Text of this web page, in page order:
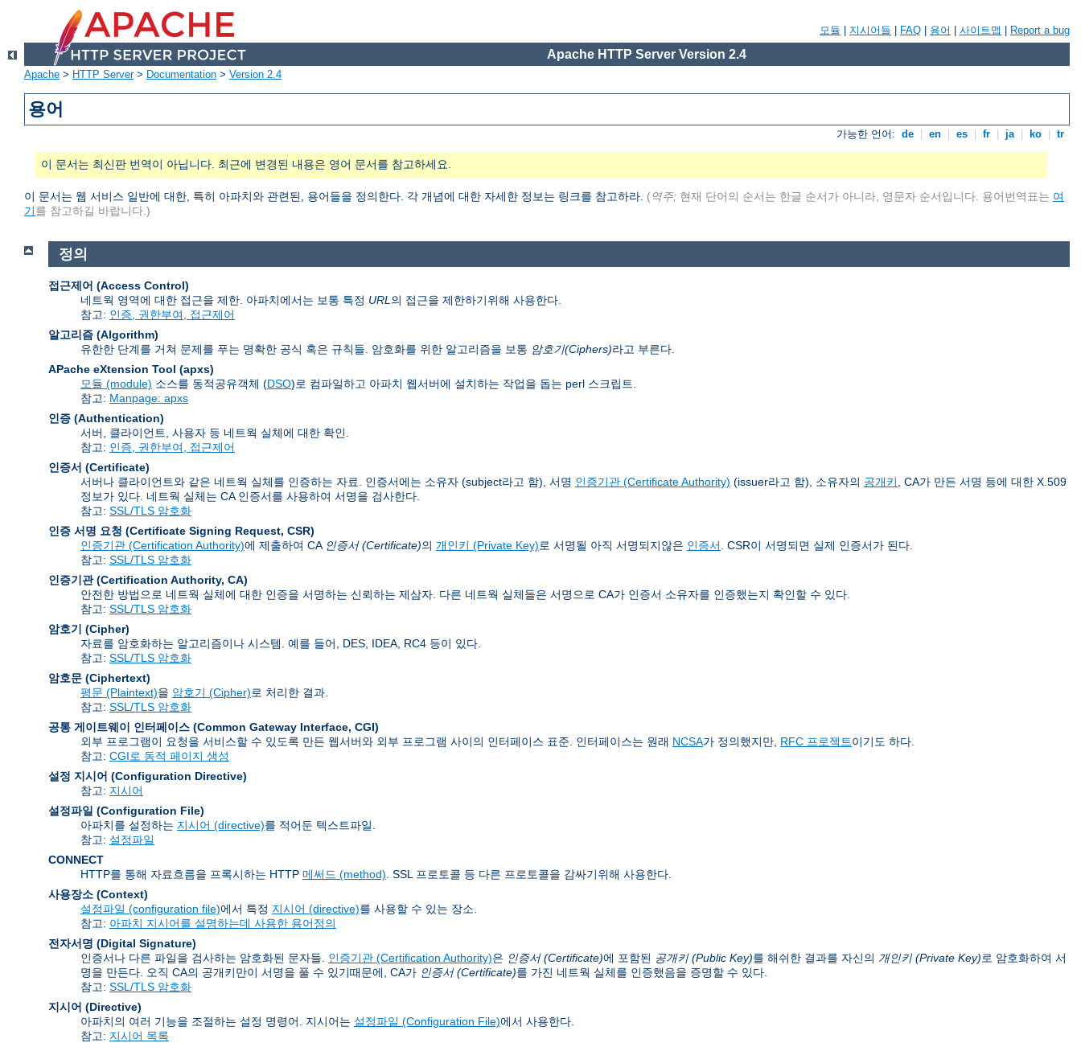
모듈 지시어들 FAQ 용어 사이트맵 Report a bug
Apache HTTP Server Version 2.4
Apache > HTTP Server> Documentation > Version 2.4
용어
가능한 언어: de en es fr ja ko tr
이 문서는 최신판 번역이 아닙니다. 최근에 변경된 내용은 영어 문서를 참고하세요.
이 문서는 웹 서비스 일반에 대한, 특히 아파치와 관련된, 용어들을 정의한다. 각 개념에 대한 자세한 정보는 링크를 참고하라. (역주; 현재 단어의 순서는 한글 순서가 아니라, 영문자 순서입니다. 용어번역표는 여
기를 참고하길 바랍니다.)
정의
접근제어 (Access Control)
네트웍 영역에 대한 접근을 제한. 아파치에서는 보통 특정 URL 의 접근을 제한하기위해 사용한다.
참고: 인증, 권한부여, 접근제어
알고리즘 (Algorithm)
유한한 단계를 거쳐 문제를 푸는 명확한 공식 혹은 규칙들. 암호화를 위한 알고리즘을 보통 암호기(Ciphers)라고 부른다.
APache eXtension Tool (apxs)
모듈 (module) 소스를 동적공유객체 (DSO)로 컴파일하고 아파치 웹서버에 설치하는 작업을 돕는 perl 스크립트.
참고: Manpage: apxs
인증 (Authentication)
서버, 클라이언트, 사용자 등 네트웍 실체에 대한 확인.
참고: 인증, 권한부여, 접근제어
인증서 (Certificate)
서버나 클라이언트와 같은 네트웍 실체를 인증하는 자료. 인증서에는 소유자 (subject라고 함), 서명 인증기관 (Certificate Authority) (issuer라고 함), 소유자의 공개키
, CA가 만든 서명 등에 대한 X.509
정보가 있다. 네트웍 실체는 CA 인증서를 사용하여 서명을 검사한다.
참고: SSL/TLS 암호화
인증 서명 요청 (Certificate Signing Request, CSR)
인증기관 (Certification Authority)에 제출하여 CA 인증서 (Certificate)의 개인키 (Private Key)로 서명될 아직 서명되지않은 인증서
. CSR이 서명되면 실제 인증서가 된다.
참고: SSL/TLS 암호화
인증기관 (Certification Authority, CA)
안전한 방법으로 네트웍 실체에 대한 인증을 서명하는 신뢰하는 제삼자. 다른 네트웍 실체들은 서명으로 CA가 인증서 소유자를 인증했는지 확인할 수 있다.
참고: SSL/TLS 암호화
암호기 (Cipher)
자료를 암호화하는 알고리즘이나 시스템. 예를 들어, DES, IDEA, RC4 등이 있다.
참고: SSL/TLS 암호화
암호문 (Ciphertext)
평문 (Plaintext)을 암호기 (Cipher)로 처리한 결과.
참고: SSL/TLS 암호화
공통 게이트웨이 인터페이스 (Common Gateway Interface, CGI)
외부 프로그램이 요청을 서비스할 수 있도록 만든 웹서버와 외부 프로그램 사이의 인터페이스 표준. 인터페이스는 원래 NCSA가 정의했지만, RFC 프로젝트이기도 하다.
참고: CGI로 동적 페이지 생성
설정 지시어 (Configuration Directive)
참고: 지시어
설정파일 (Configuration File)
아파치를 설정하는 지시어 (directive)를 적어둔 텍스트파일.
참고: 설정파일
CONNECT
HTTP를 통해 자료흐름을 프록시하는 HTTP 메써드 (method) . SSL 프로토콜 등 다른 프로토콜을 감싸기위해 사용한다.
사용장소 (Context)
설정파일 (configuration file)에서 특정 지시어 (directive)를 사용할 수 있는 장소.
참고: 아파치 지시어를 설명하는데 사용한 용어정의
전자서명 (Digital Signature)
인증서나 다른 파일을 검사하는 암호화된 문자들. 인증기관 (Certification Authority)은 인증서 (Certificate)에 포함된 공개키 (Public Key)를 해쉬한 결과를 자신의 개인키 (Private Key)로 암호화하여 서
명을 만든다. 오직 CA의 공개키만이 서명을 풀 수 있기때문에, CA가 인증서 (Certificate)를 가진 네트웍 실체를 인증했음을 증명할 수 있다.
참고: SSL/TLS 암호화
지시어 (Directive)
아파치의 여러 기능을 조절하는 설정 명령어. 지시어는 설정파일 (Configuration File)에서 사용한다.
참고: 지시어 목록